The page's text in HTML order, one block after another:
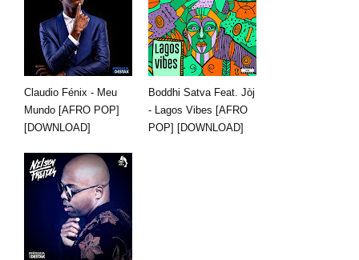
Claudio Fénix - Meu
Mundo [AFRO POP]
[DOWNLOAD]
Boddhi Satva Feat. Jòj
- Lagos Vibes [AFRO
POP] [DOWNLOAD]